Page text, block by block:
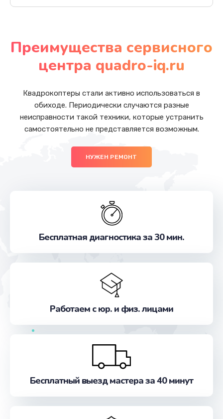
Преимущества сервисного
центра quadro-iq.ru
Квадрокоптеры стали активно использоваться в
обиходе. Периодически случаются разные
неисправности такой техники, которые устранить
самостоятельно не представляется возможным.
НУЖЕН РЕМОНТ
Бесплатная диагностика за 30 мин.
Работаем с юр. и физ. лицами
Бесплатный выезд мастера за 40 минут